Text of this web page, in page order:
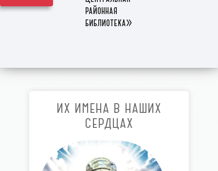
районная
библиотека»
ИХ ИМЕНА В НАШИХ
СЕРДЦАХ